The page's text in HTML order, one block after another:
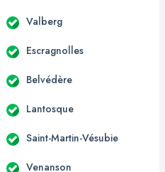
Valberg
Escragnolles
Belvédère
Lantosque
Saint-Martin-Vésubie
Venanson